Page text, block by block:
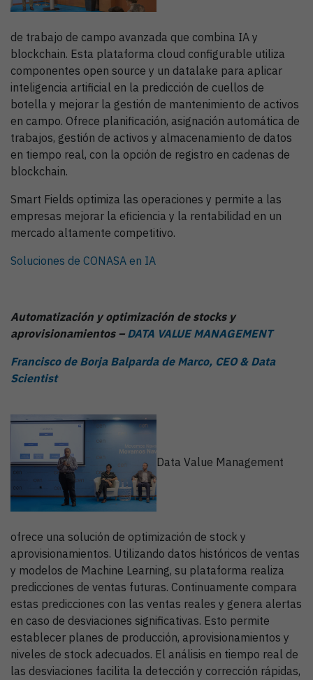
de trabajo de campo avanzada que combina IA y
blockchain. Esta plataforma cloud configurable utiliza
componentes open source y un datalake para aplicar
inteligencia artificial en la predicción de cuellos de
botella y mejorar la gestión de mantenimiento de activos
en campo. Ofrece planificación, asignación automática de
trabajos, gestión de activos y almacenamiento de datos
en tiempo real, con la opción de registro en cadenas de
blockchain.
Smart Fields optimiza las operaciones y permite a las
empresas mejorar la eficiencia y la rentabilidad en un
mercado altamente competitivo.
Soluciones de CONASA en IA
Automatización y optimización de stocks y
aprovisionamientos – DATA VALUE MANAGEMENT
Francisco de Borja Balparda de Marco, CEO & Data
Scientist
Data Value Management
ofrece una solución de optimización de stock y
aprovisionamientos. Utilizando datos históricos de ventas
y modelos de Machine Learning, su plataforma realiza
predicciones de ventas futuras. Continuamente compara
estas predicciones con las ventas reales y genera alertas
en caso de desviaciones significativas. Esto permite
establecer planes de producción, aprovisionamientos y
niveles de stock adecuados. El análisis en tiempo real de
las desviaciones facilita la detección y corrección rápidas,